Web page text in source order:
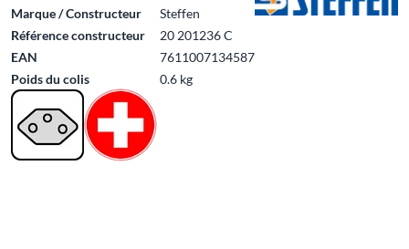
Marque / Constructeur
Steffen
Référence constructeur
20 201236 C
EAN
7611007134587
Poids du colis
0.6 kg